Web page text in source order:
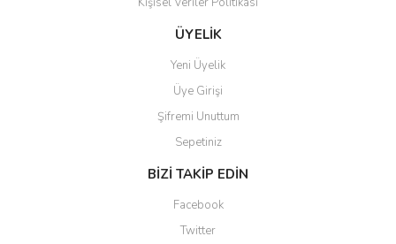
Gönder
ÜYELİK
Yeni Üyelik
Üye Girişi
Şifremi Unuttum
Sepetiniz
BİZİ TAKİP EDİN
Facebook
Twitter